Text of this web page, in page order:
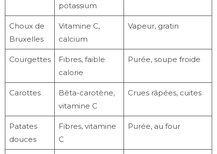
potassium
Choux de
Bruxelles
Vitamine C,
calcium
Vapeur, gratin
Courgettes
Fibres, faible
calorie
Purée, soupe froide
Carottes
Bêta-carotène,
vitamine C
Crues râpées, cuites
Patates
douces
Fibres, vitamine
C
Purée, au four